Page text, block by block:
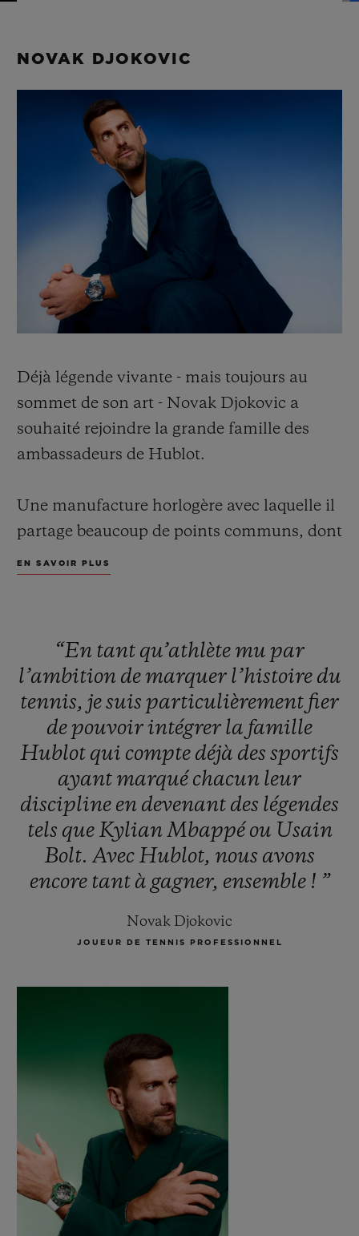
NOVAK DJOKOVIC
Déjà légende vivante - mais toujours au
sommet de son art - Novak Djokovic a
souhaité rejoindre la grande famille des
ambassadeurs de Hublot.
Une manufacture horlogère avec laquelle il
partage beaucoup de points communs, dont
la poursuite sans relâche de l’excellence et
s’affirme jour après jour comme le plus
grand joueur de tennis de tous les temps.
Jeu, set et match pour « Nole » et Hublot !
EN SAVOIR PLUS
“En tant qu’athlète mu par
l’ambition de marquer l’histoire du
tennis, jesuis particulièrement fier
depouvoirintégrer la famille
Hublot qui compte déjà des sportifs
ayant marqué chacun leur
discipline en devenant des légendes
tels queKylianMbappé ou Usain
Bolt.AvecHublot, nous avons
encore tant à gagner, ensemble ! ”
Novak Djokovic
JOUEUR DE TENNIS PROFESSIONNEL
SERVICES EXCLUSIFS
GARANTIE 5+5
HUBLOTISTA ET EXTENSION DE GARANTIE
DÉLAI DE LIVRAISON
LIVRAISON ET RETOURS GRATUITS
PAIEMENT SÉCURISÉ